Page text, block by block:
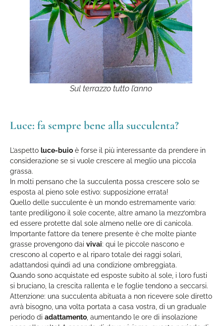
Sul terrazzo tutto l’anno
Luce: fa sempre bene alla succulenta?
L’aspetto luce-buio è forse il più interessante da prendere in
considerazione se si vuole crescere al meglio una piccola
grassa.
In molti pensano che la succulenta possa crescere solo se
esposta al pieno sole estivo: supposizione errata!
Quello delle succulente è un mondo estremamente vario:
tante prediligono il sole cocente, altre amano la mezz’ombra
ed essere protette dal sole almeno nelle ore di canicola.
Importante fattore da tenere presente è che molte piante
grasse provengono dai vivai: qui le piccole nascono e
crescono al coperto e al riparo totale dei raggi solari,
adattandosi quindi ad una condizione ombreggiata.
Quando sono acquistate ed esposte subito al sole, i loro fusti
si bruciano, la crescita rallenta e le foglie tendono a seccarsi.
Attenzione: una succulenta abituata a non ricevere sole diretto
avrà bisogno, una volta portata a casa vostra, di un graduale
periodo di adattamento , aumentando le ore di insolazione